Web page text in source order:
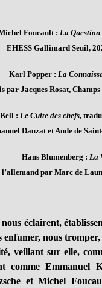
Foucault : La
EHESS Gallimard Seuil,
Karl Popper : La
par Jacques Rosat,
: Le Culte des chefs,
Dauzat et Aude de
Hans Blumenberg : La
par Marc de
éclairent,
enfumer, nous
veillant sur elle,
comme Emmanuel
et Michel